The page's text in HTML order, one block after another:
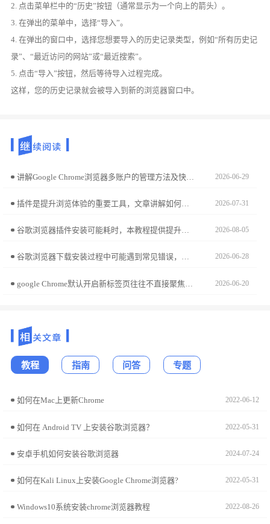
2. 点击菜单栏中的“历史”按钮（通常显示为一个向上的箭头）。
3. 在弹出的菜单中，选择“导入”。
4. 在弹出的窗口中，选择您想要导入的历史记录类型，例如“所有历史记
录”、“最近访问的网站”或“最近搜索”。
5. 点击“导入”按钮，然后等待导入过程完成。
这样，您的历史记录就会被导入到新的浏览器窗口中。
讲解Google Chrome浏览器多账户的管理方法及快速切换技巧，确保多用户环境下的安全与便利。 2026-06-29
插件是提升浏览体验的重要工具，文章讲解如何高效启用、停用和分类管理插件，确保Chrome浏览器功能完整又运行顺畅。 2026-07-31
谷歌浏览器插件安装可能耗时，本教程提供提升安装速度的方法和技巧，帮助用户快速部署扩展，提高浏览器功能使用效率。 2026-08-05
谷歌浏览器下载安装过程中可能遇到常见错误，教程提供故障排查和修复方法，帮助用户快速解决问题，保证浏览器顺利安装和正常使用。 2026-06-28
2026-06-20
教程 指南 问答 专题
如何在Mac上更新Chrome 2022-06-12
如何在 Android TV 上安装谷歌浏览器？ 2022-05-31
安卓手机如何安装谷歌浏览器 2024-07-24
如何在Kali Linux上安装Google Chrome浏览器? 2022-05-31
Windows10系统安装chrome浏览器教程 2022-08-26